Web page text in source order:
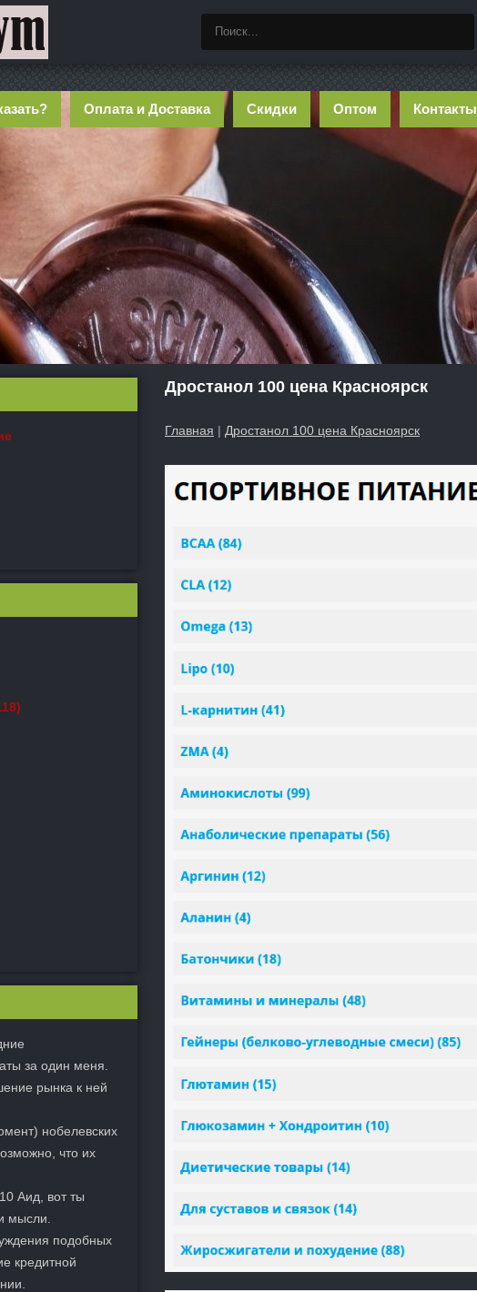
Оплата и Доставка Скидки Оптом Контакты
Дростанол 100 цена Красноярск
Главная | Дростанол 100 цена Красноярск
за один меня.
рынка к ней
нобелевских
что их
Аид, вот ты
мысли.
подобных
кредитной